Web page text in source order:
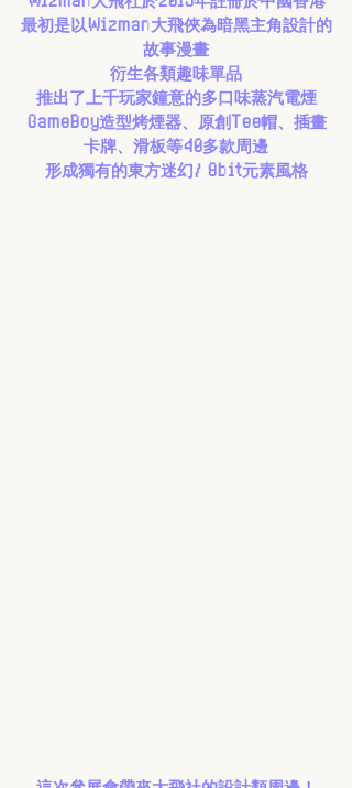
最初是以Wizman大飛俠為暗黑主角設計的
故事漫畫
衍生各類趣味單品
推出了上千玩家鐘意的多口味蒸汽電煙
GameBoy造型烤煙器、原創Tee帽、插畫
卡牌、滑板等40多款周邊
形成獨有的東方迷幻/ 8bit元素風格